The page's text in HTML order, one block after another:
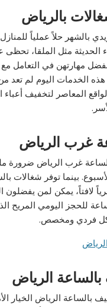
بالرياض
بالشهر حلاً عملياً
الحديثة مثل الملقا،
مهارتهن في التعامل مع
هذه الخدمات اليوم لم تعد
المعاصر لتخفيف أعباء
غرب الرياض
غرب الرياض ضرورة
بينما توفر شغالات
لافتاً، يمكن لمن يفضلون
للحجز اليومي المريح
فردي ومخصص.
الرياض
بالساعة الرياض الخيار